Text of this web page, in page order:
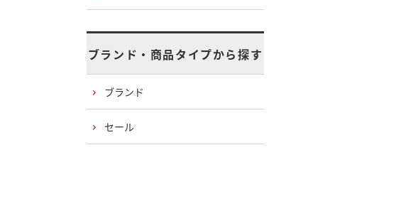
ブランド・商品タイプから探す
ブランド
セール